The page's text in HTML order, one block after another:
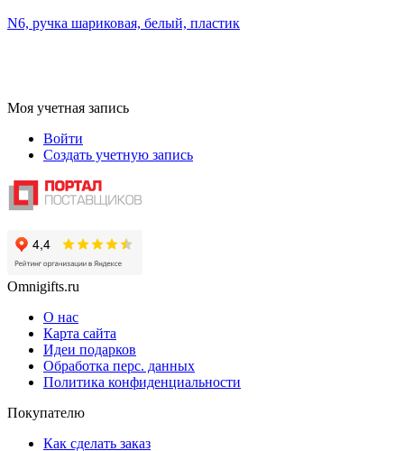
N6, ручка шариковая, белый, пластик
Моя учетная запись
Войти
Создать учетную запись
Omnigifts.ru
О нас
Карта сайта
Идеи подарков
Обработка перс. данных
Политика конфиденциальности
Покупателю
Как сделать заказ